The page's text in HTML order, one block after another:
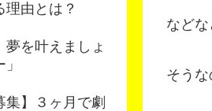
などな
そう
由とは？
を叶えましょ
集】３ヶ月で劇